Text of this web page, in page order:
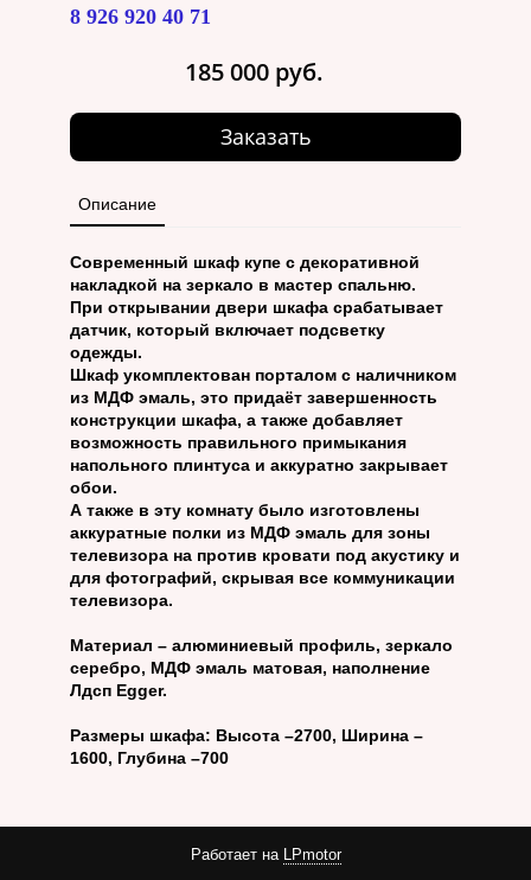
185 000 руб.
Заказать
8 926 920 40 71
Описание
Современный шкаф купе с декоративной
накладкой на зеркало в мастер спальню.
При открывании двери шкафа срабатывает
датчик, который включает подсветку
одежды.
Шкаф укомплектован порталом с наличником
из МДФ эмаль, это придаёт завершенность
конструкции шкафа, а также добавляет
возможность правильного примыкания
напольного плинтуса и аккуратно закрывает
обои.
А также в эту комнату было изготовлены
аккуратные полки из МДФ эмаль для зоны
телевизора на против кровати под акустику и
для фотографий, скрывая все коммуникации
телевизора.
Материал – алюминиевый профиль, зеркало
серебро, МДФ эмаль матовая, наполнение
Лдсп Egger.
Размеры шкафа: Высота –2700, Ширина –
1600, Глубина –700
Работает на LPmotor